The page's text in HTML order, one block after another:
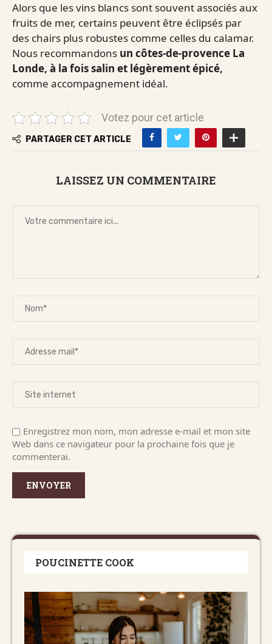
Alors que les vins blancs sont souvent associés aux
fruits de mer, certains peuvent être éclipsés par
des chairs plus robustes comme celles du calamar.
Nous recommandons un côtes-de-provence La
Londe, à la fois salin et légèrement épicé,
comme accompagnement idéal.
Votez pour cet article
PARTAGER CET ARTICLE
LAISSEZ UN COMMENTAIRE
Enregistrez mon nom, mon adresse e-mail et mon site
Web dans ce navigateur pour la prochaine fois que je
commenterai.
POUCINETTE COOK